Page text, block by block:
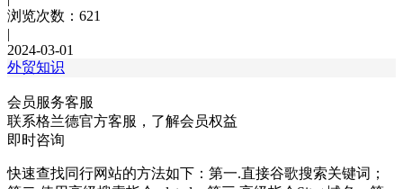
浏览次数：621
|
2024-03-01
外贸知识
会员服务客服
联系格兰德官方客服，了解会员权益
即时咨询
快速查找同行网站的方法如下：第一.直接谷歌搜索关键词；